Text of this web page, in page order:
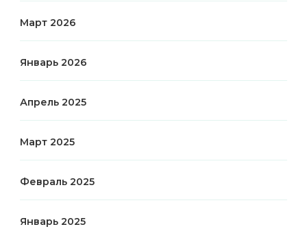
Март 2026
Январь 2026
Апрель 2025
Март 2025
Февраль 2025
Январь 2025